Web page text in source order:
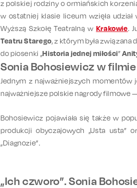
z polskiej rodziny o ormiańskich
w ostatniej klasie liceum wzięła
Wyższą Szkołę Teatralną w Krakowie.
Teatru Starego, z którym była związana
do piosenki „Historia jednej miłości”
Sonia Bohosiewicz w
Jednym z najważniejszych momentów
najważniejsze polskie nagrody filmowe —
Bohosiewicz pojawiała się także w
produkcjiobyczajowych „Usta usta”
„Diagnozie”.
„Ich czworo”. Sonia